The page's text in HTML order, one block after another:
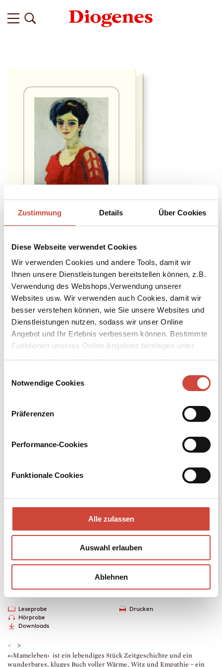
Zustimmung Details Über Cookies
Diese Webseite verwendet Cookies
Wir verwenden Cookies und andere Tools, damit wir
Ihnen unsere Dienstleistungen bereitstellen können, z.B.
Verwendung des Webshops,Verwendung unserer
Websites usw. Wir verwenden auch Cookies, damit wir
besser verstehen können, wie Sie unsere Websites und
Dienstleistungen nutzen, sodass wir unser Online
Angebot und Ihr Erlebnis verbessern können. Bestimmte
Funktionen unseres Online Angebots benötigen unter
Notwendige Cookies
Präferenzen
Performance-Cookies
Funktionale Cookies
Alle zulassen
Auswahl erlauben
Ablehnen
Download Bilddatei ↘
Kaufen
Mameleben
oder das gestohlene Glück
aber auch übergriffig – Michel Bergmann liebt seine Mutter
Charlotte und hält sie manchmal nicht aus. Er erzählt in diesem
Deutschland, der Verlust fast der gesamten Familie, das Glück,
Schicksal, bei dem sie allzu oft ganz auf sich allein gestellt ist.
»Wir lachen und weinen beim Lesen und beglückwünschen den
und Liebe geschrieben.«
Hardcover Leinen
erschienen am 22. Februar 2023
978-3-257-07225-9
€ (D) 25.00 / sFr 34.00* / € (A) 25.70
Leseprobe
Hörprobe
Downloads
Drucken
< >
»›Mameleben‹ ist ein lebendiges Stück Zeitgeschichte und ein
wunderbares, kluges Buch voller Wärme, Witz und Empathie – ein